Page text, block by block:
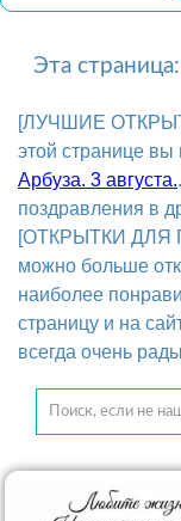
Эта страница:
[ЛУЧШИЕ
этой странице вы
Арбуза. 3 августа.
поздравления в
[ОТКРЫТКИ ДЛЯ
можно больше
наиболее
страницу и на
всегда очень